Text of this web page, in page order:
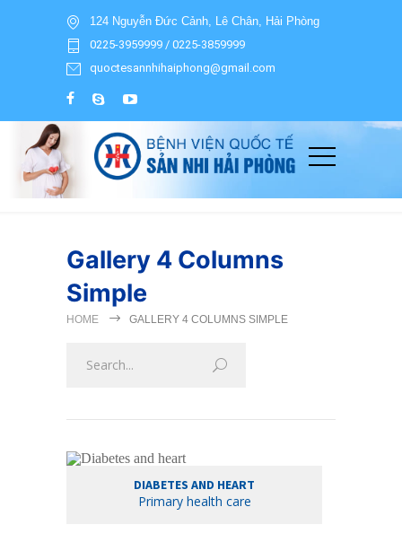
124 Nguyễn Đức Cảnh, Lê Chân, Hải Phòng
0225-3959999 / 0225-3859999
quoctesannhihaiphong@gmail.com
Gallery 4 Columns
Simple
HOME GALLERY 4 COLUMNS SIMPLE
DIABETES AND HEART
Primary health care